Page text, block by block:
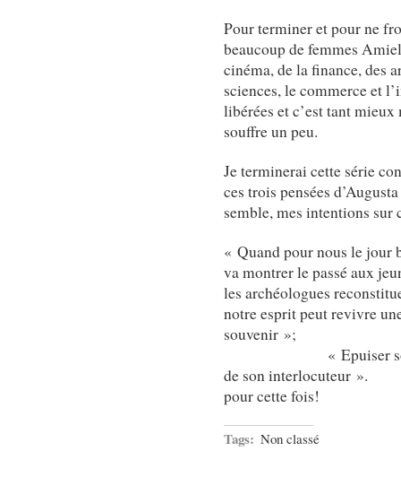
Pour terminer et pour ne
beaucoup de femmes
cinéma, de la finance, des
sciences, le commerce et
libérées et c’est tant
souffre un peu.
Je terminerai cette série
ces trois pensées
semble, mes intentions sur
« Quand pour nous le jour
va montrer le passé aux
les archéologues
notre esprit peut revivre
« Epuiser son sujet
de son
pour cette fois!
Tags: Non classé